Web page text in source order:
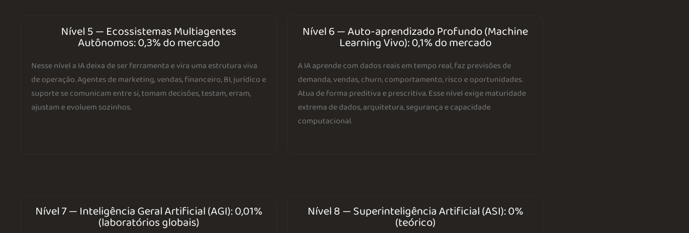
Nível 5 — Ecossistemas Multiagentes
Autônomos: 0,3% do mercado
Nesse nível a IA deixa de ser ferramenta e vira uma estrutura viva
de operação. Agentes de marketing, vendas, financeiro, BI, jurídico e
suporte se comunicam entre si, tomam decisões, testam, erram,
ajustam e evoluem sozinhos.
Nível 6 — Auto-aprendizado Profundo (Machine
Learning Vivo): 0,1% do mercado
A IA aprende com dados reais em tempo real, faz previsões de
demanda, vendas, churn, comportamento, risco e oportunidades.
Atua de forma preditiva e prescritiva. Esse nível exige maturidade
extrema de dados, arquitetura, segurança e capacidade
computacional.
Nível 7 — Inteligência Geral Artificial (AGI): 0,01%
(laboratórios globais)
Nível 8 — Superinteligência Artificial (ASI): 0%
(teórico)